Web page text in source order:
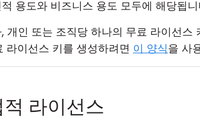
용도와 비즈니스 용도 모두에 해당됩
개인 또는 조직당 하나의 무료 라이선스
라이선스 키를 생성하려면 이 양식을 사
라이선스